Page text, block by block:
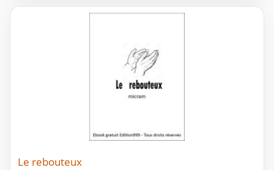
Le rebouteux